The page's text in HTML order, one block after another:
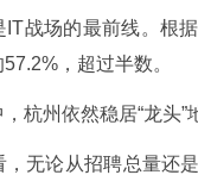
IT战场的最前线。根
，超过半数。
杭州依然稳居“龙头
，无论从招聘总量还